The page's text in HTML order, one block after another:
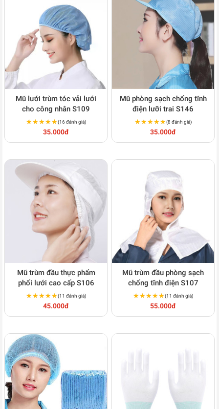
Mũ lưới trùm tóc vải lưới
cho công nhân S109
★★★★★
★★★★★(16 đánh giá)
35.000đ
Mũ phòng sạch chống tĩnh
điện lưỡi trai S146
★★★★★
★★★★★(8 đánh giá)
35.000đ
Mũ trùm đầu thực phẩm
phối lưới cao cấp S106
★★★★★
★★★★★(11 đánh giá)
45.000đ
Mũ trùm đầu phòng sạch
chống tĩnh điện S107
★★★★★
★★★★★(11 đánh giá)
55.000đ